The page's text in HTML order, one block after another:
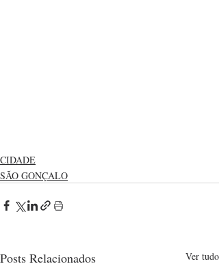
CIDADE
SÃO GONÇALO
Posts Relacionados Ver tudo